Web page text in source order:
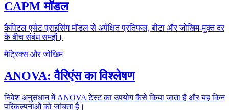
CAPM मॉडल
कैपिटल एसेट प्राइसिंग मॉडल से अपेक्षित प्रतिफल, बीटा और जोखिम-मुक्त दर
के बीच संबंध समझें।
मेट्रिक्स और जोखिम
ANOVA: वैरिएंस का विश्लेषण
निवेश अनुसंधान में ANOVA टेस्ट का उपयोग कैसे किया जाता है और यह किन
परिकल्पनाओं को जांचता है।